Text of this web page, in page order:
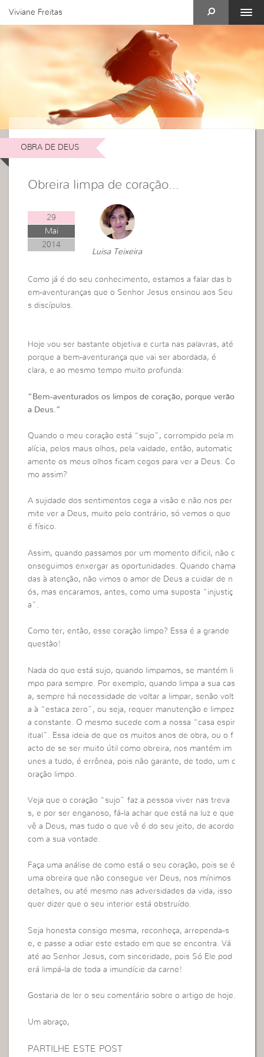
Viviane Freitas
OBRA DE DEUS
Obreira limpa de coração…
29
Mai
2014
Luisa Teixeira
Como já é do seu conhecimento, estamos a falar das b
em-aventuranças que o Senhor Jesus ensinou aos Seu
s discípulos.
Hoje vou ser bastante objetiva e curta nas palavras, até
porque a bem-aventurança que vai ser abordada, é
clara, e ao mesmo tempo muito profunda:
“Bem-aventurados os limpos de coração, porque verão
a Deus.”
Quando o meu coração está “sujo”, corrompido pela m
alícia, pelos maus olhos, pela vaidade, então, automatic
amente os meus olhos ficam cegos para ver a Deus. Co
mo assim?
A sujidade dos sentimentos cega a visão e não nos per
mite ver a Deus, muito pelo contrário, só vemos o que
é físico.
Assim, quando passamos por um momento dificil, não c
onseguimos enxergar as oportunidades. Quando chama
das à atenção, não vimos o amor de Deus a cuidar de n
ós, mas encaramos, antes, como uma suposta “injustiç
a”.
Como ter, então, esse coração limpo? Essa é a grande
questão!
Nada do que está sujo, quando limpamos, se mantém li
mpo para sempre. Por exemplo, quando limpa a sua cas
a, sempre há necessidade de voltar a limpar, senão volt
a à “estaca zero”, ou seja, requer manutenção e limpez
a constante. O mesmo sucede com a nossa “casa espir
itual”. Essa ideia de que os muitos anos de obra, ou o f
acto de se ser muito útil como obreira, nos mantém im
unes a tudo, é errônea, pois não garante, de todo, um c
oração limpo.
Veja que o coração “sujo” faz a pessoa viver nas treva
s, e por ser enganoso, fá-la achar que está na luz e que
vê a Deus, mas tudo o que vê é do seu jeito, de acordo
com a sua vontade.
Faça uma análise de como está o seu coração, pois se é
uma obreira que não consegue ver Deus, nos mínimos
detalhes, ou até mesmo nas adversidades da vida, isso
quer dizer que o seu interior está obstruído.
Seja honesta consigo mesma, reconheça, arrependa-s
e, e passe a odiar este estado em que se encontra. Vá
até ao Senhor Jesus, com sinceridade, pois Só Ele pod
erá limpá-la de toda a imundície da carne!
Gostaria de ler o seu comentário sobre o artigo de hoje.
Um abraço,
PARTILHE ESTE POST